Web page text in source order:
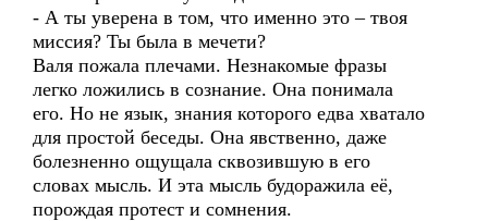
- А ты уверена в том, что именно это – твоя
миссия? Ты была в мечети?
Валя пожала плечами. Незнакомые фразы
легко ложились в сознание. Она понимала
его. Но не язык, знания которого едва хватало
для простой беседы. Она явственно, даже
болезненно ощущала сквозившую в его
словах мысль. И эта мысль будоражила её,
порождая протест и сомнения.